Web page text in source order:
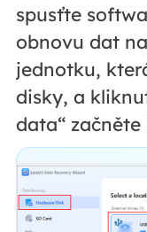
spusťte
obnovu dat
jednotku,
disky, a
data“